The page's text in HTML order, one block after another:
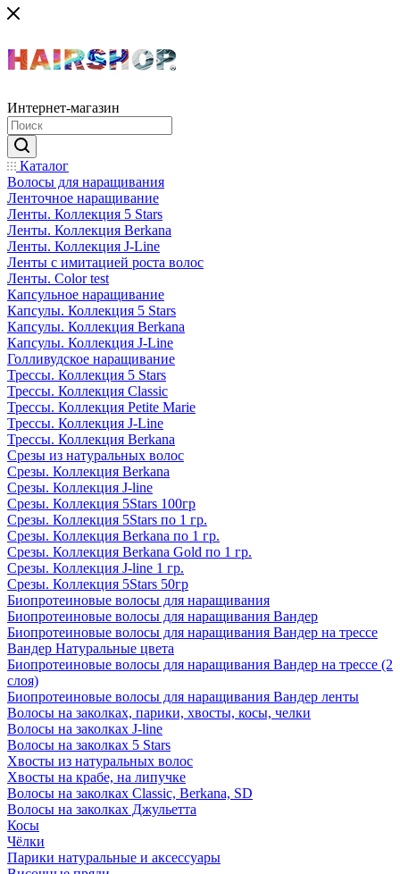
Интернет-магазин
Каталог
Волосы для наращивания
Ленточное наращивание
Ленты. Коллекция 5 Stars
Ленты. Коллекция Berkana
Ленты. Коллекция J-Line
Ленты с имитацией роста волос
Ленты. Color test
Капсульное наращивание
Капсулы. Коллекция 5 Stars
Капсулы. Коллекция Berkana
Капсулы. Коллекция J-Line
Голливудское наращивание
Трессы. Коллекция 5 Stars
Трессы. Коллекция Classic
Трессы. Коллекция Petite Marie
Трессы. Коллекция J-Line
Трессы. Коллекция Berkana
Срезы из натуральных волос
Срезы. Коллекция Berkana
Срезы. Коллекция J-line
Срезы. Коллекция 5Stars 100гр
Срезы. Коллекция 5Stars по 1 гр.
Срезы. Коллекция Berkana по 1 гр.
Срезы. Коллекция Berkana Gold по 1 гр.
Срезы. Коллекция J-line 1 гр.
Срезы. Коллекция 5Stars 50гр
Биопротеиновые волосы для наращивания
Биопротеиновые волосы для наращивания Вандер
Биопротеиновые волосы для наращивания Вандер на трессе
Вандер Натуральные цвета
Биопротеиновые волосы для наращивания Вандер на трессе (2
слоя)
Биопротеиновые волосы для наращивания Вандер ленты
Волосы на заколках, парики, хвосты, косы, челки
Волосы на заколках J-line
Волосы на заколках 5 Stars
Хвосты из натуральных волос
Хвосты на крабе, на липучке
Волосы на заколках Classic, Berkana, SD
Волосы на заколках Джульетта
Косы
Чёлки
Парики натуральные и аксессуары